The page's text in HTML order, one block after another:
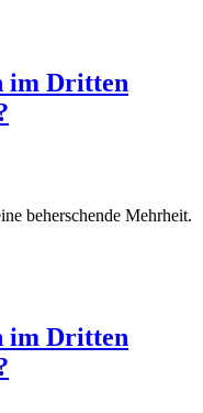
im Dritten
beherschende Mehrheit.
im Dritten